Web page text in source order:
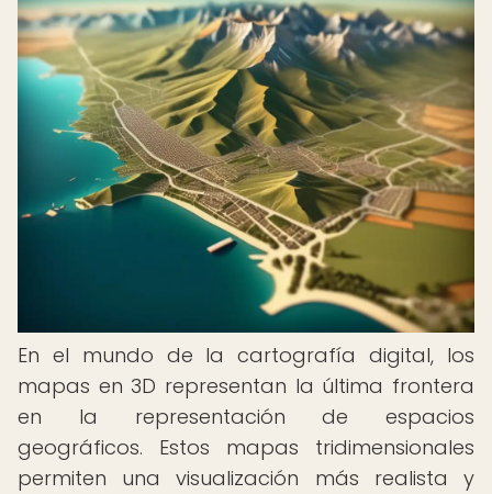
En el mundo de la cartografía digital, los
mapas en 3D representan la última frontera
en la representación de espacios
geográficos. Estos mapas tridimensionales
permiten una visualización más realista y